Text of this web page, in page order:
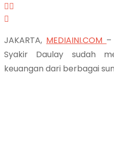
JAKARTA, MEDIAINI.COM
Syakir Daulay sudah
keuangan dari berbagai